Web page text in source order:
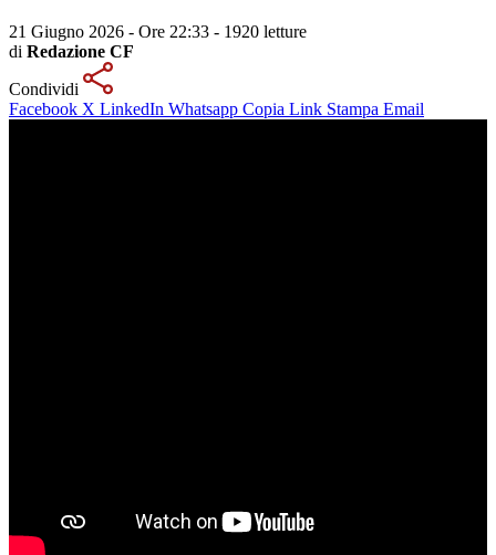
21 Giugno 2026 - Ore 22:33 - 1920 letture
di Redazione CF
Condividi
Facebook X LinkedIn Whatsapp Copia Link Stampa Email